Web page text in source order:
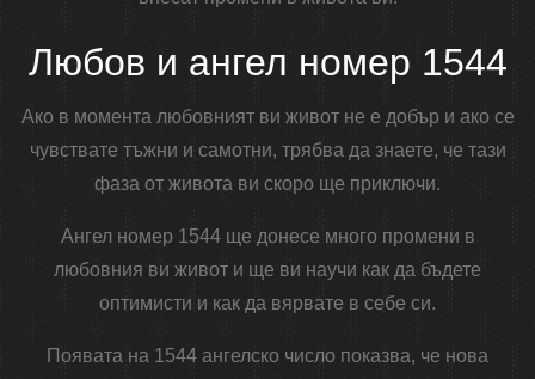
Любов и ангел номер 1544
Ако в момента любовният ви живот не е добър и ако се
чувствате тъжни и самотни, трябва да знаете, че тази
фаза от живота ви скоро ще приключи.
Ангел номер 1544 ще донесе много промени в
любовния ви живот и ще ви научи как да бъдете
оптимисти и как да вярвате в себе си.
Появата на 1544 ангелско число показва, че нова